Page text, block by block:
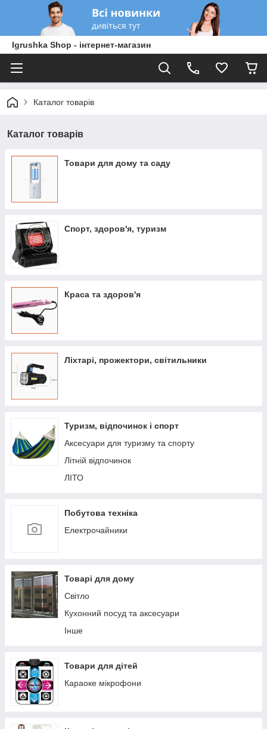
Igrushka Shop - інтернет-магазин
Каталог товарів
Каталог товарів
Товари для дому та саду
Спорт, здоров'я, туризм
Краса та здоров'я
Ліхтарі, прожектори, світильники
Туризм, відпочинок і спорт
Аксесуари для туризму та спорту
Літній відпочинок
ЛІТО
Побутова техніка
Електрочайники
Товарі для дому
Світло
Кухонний посуд та аксесуари
Інше
Товари для дітей
Караоке мікрофони